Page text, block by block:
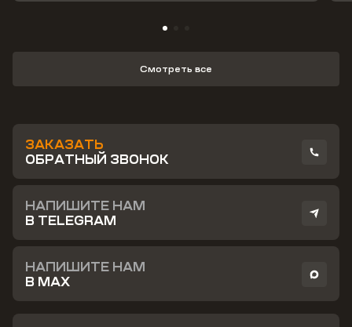
Смотреть все
ЗАКАЗАТЬ
ОБРАТНЫЙ ЗВОНОК
НАПИШИТЕ НАМ
В TELEGRAM
НАПИШИТЕ НАМ
В MAX